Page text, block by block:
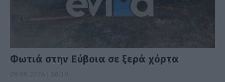
Φωτιά στην Εύβοια σε ξερά χόρτα